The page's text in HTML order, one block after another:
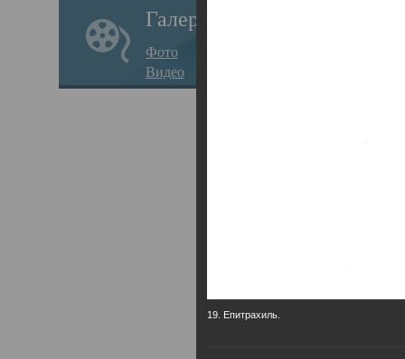
Галерея
Фото
Видео
19. Епитрахиль.